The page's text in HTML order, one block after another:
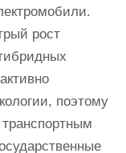
рост
поэтому